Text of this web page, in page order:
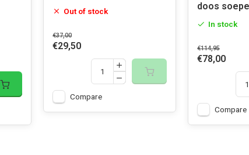
Out of stock
€37,00
€29,50
Compare
doos
In stock
€114,95
€78,00
Compare